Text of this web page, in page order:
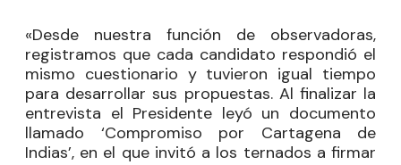
«Desde nuestra función de observadoras,
registramos que cada candidato respondió el
mismo cuestionario y tuvieron igual tiempo
para desarrollar sus propuestas. Al finalizar la
entrevista el Presidente leyó un documento
llamado ‘Compromiso por Cartagena de
Indias’, en el que invitó a los ternados a firmar